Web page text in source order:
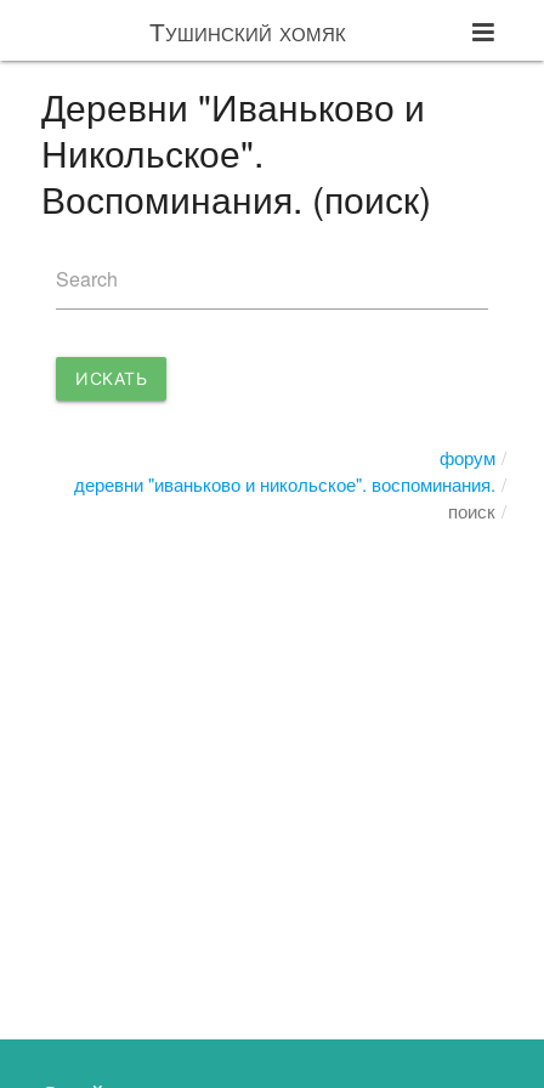
Тушинский хомяк
Деревни "Иваньково и
Никольское".
Воспоминания. (поиск)
Search
ИСКАТЬ
форум
деревни "иваньково и никольское". воспоминания.
поиск